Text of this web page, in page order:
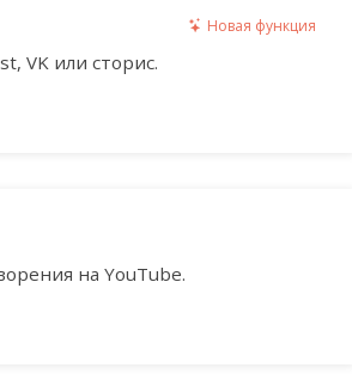
Новая функция
VK или сторис.
на YouTube.